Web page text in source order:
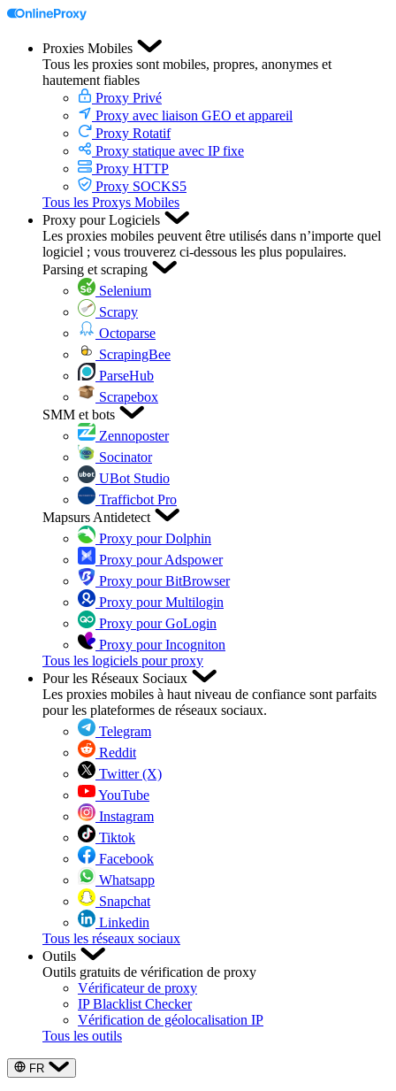
Proxies Mobiles
Tous les proxies sont mobiles, propres, anonymes et
hautement fiables
Proxy Privé
Proxy avec liaison GEO et appareil
Proxy Rotatif
Proxy statique avec IP fixe
Proxy HTTP
Proxy SOCKS5
Tous les Proxys Mobiles
Proxy pour Logiciels
Les proxies mobiles peuvent être utilisés dans n’importe quel
logiciel ; vous trouverez ci-dessous les plus populaires.
Parsing et scraping
Selenium
Scrapy
Octoparse
ScrapingBee
ParseHub
Scrapebox
SMM et bots
Zennoposter
Socinator
UBot Studio
Trafficbot Pro
Mapsurs Antidetect
Proxy pour Dolphin
Proxy pour Adspower
Proxy pour BitBrowser
Proxy pour Multilogin
Proxy pour GoLogin
Proxy pour Incogniton
Tous les logiciels pour proxy
Pour les Réseaux Sociaux
Les proxies mobiles à haut niveau de confiance sont parfaits
pour les plateformes de réseaux sociaux.
Telegram
Reddit
Twitter (X)
YouTube
Instagram
Tiktok
Facebook
Whatsapp
Snapchat
Linkedin
Tous les réseaux sociaux
Outils
Outils gratuits de vérification de proxy
Vérificateur de proxy
IP Blacklist Checker
Vérification de géolocalisation IP
Tous les outils
FR